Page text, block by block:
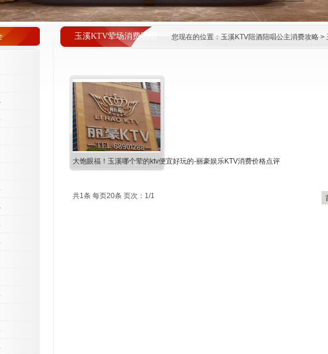
玉溪KTV荤场消费明细 您现在的位置： 玉溪KTV陪酒陪唱公主消费攻略 >
大饱眼福！玉溪哪个荤的ktv便宜好玩的-丽豪娱乐KTV消费价格点评
共1条 每页20条 页次：1/1